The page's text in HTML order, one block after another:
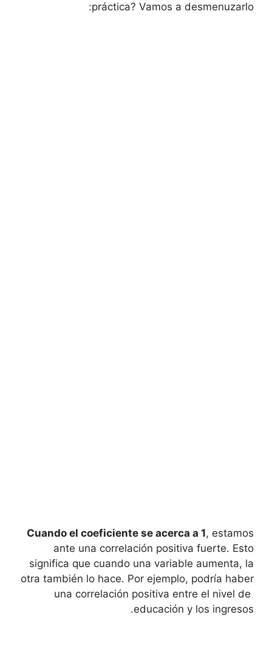
práctica?​ Vamos a desmenuzarlo:
Cuando el ⁢coeficiente se acerca a ⁣1, estamos
ante ⁣una correlación positiva fuerte.⁤ Esto
significa que cuando una variable aumenta, la
otra también lo ​hace. Por ejemplo, podría haber
una correlación positiva entre el nivel ‍de ​
educación y ⁣los ingresos.